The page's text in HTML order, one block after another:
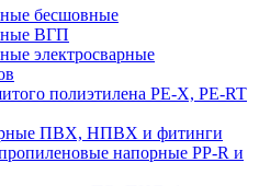
бесшовные
ВГП
электросварные
полиэтилена PE-X, PE-RT
ПВХ, НПВХ и фитинги
напорные PP-R и